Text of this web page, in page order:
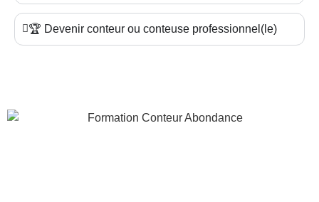
🏆 Devenir conteur ou conteuse professionnel(le)